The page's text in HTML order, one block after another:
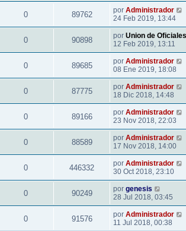
0 89762 por Administrador
24 Feb 2019, 13:44
0 90898 por Union de Oficiales
12 Feb 2019, 13:11
0 89685 por Administrador
08 Ene 2019, 18:08
0 87775 por Administrador
18 Dic 2018, 14:48
0 89166 por Administrador
23 Nov 2018, 22:03
0 88589 por Administrador
17 Nov 2018, 14:00
0 446332 por Administrador
30 Oct 2018, 23:10
0 90249 por genesis
28 Jul 2018, 03:45
0 91576 por Administrador
11 Jul 2018, 00:38